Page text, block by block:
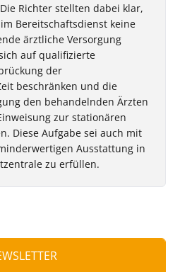
Richter stellten dabei klar,
Bereitschaftsdienst keine
ärztliche Versorgung
auf qualifizierte
der
beschränken und die
den behandelnden Ärzten
zur stationären
Diese Aufgabe sei auch mit
Ausstattung in
zu erfüllen.